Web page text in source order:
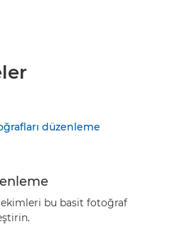
bu basit fotoğraf